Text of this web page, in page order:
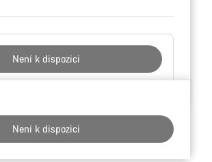
Není k dispozici
Není k dispozici